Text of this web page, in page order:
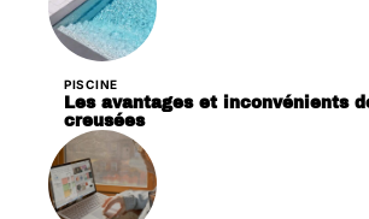
PISCINE
Les avantages et inconvénients
creusées